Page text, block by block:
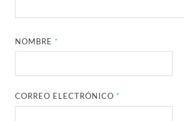
NOMBRE *
CORREO ELECTRÓNICO *